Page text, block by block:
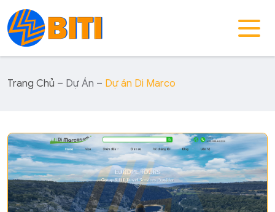
Trang Chủ – Dự Án – Dự án Di Marco